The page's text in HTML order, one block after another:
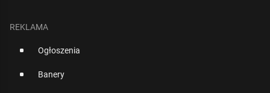
REKLAMA
Ogłoszenia
Banery